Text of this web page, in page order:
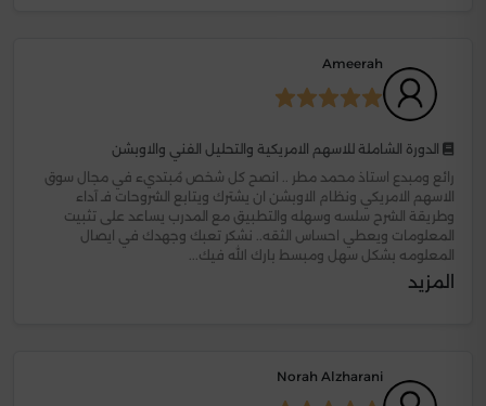
Ameerah
الدورة الشاملة للاسهم الامريكية والتحليل الفني والاوبشن
رائع ومبدع استاذ محمد مطر .. انصح كل شخص مُبتديء في مجال سوق
الاسهم الامريكي ونظام الاوبشن ان يشترك ويتابع الشروحات فـ آداء
وطريقة الشرح سلسه وسهله والتطبيق مع المدرب يساعد على تثبيت
المعلومات ويعطي احساس الثقه.. نشكر تعبك وجهدك في ايصال
المعلومه بشكل سهل ومبسط بارك الله فيك...
المزيد
Norah Alzharani